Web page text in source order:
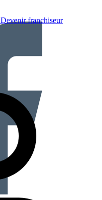
Devenir franchiseur